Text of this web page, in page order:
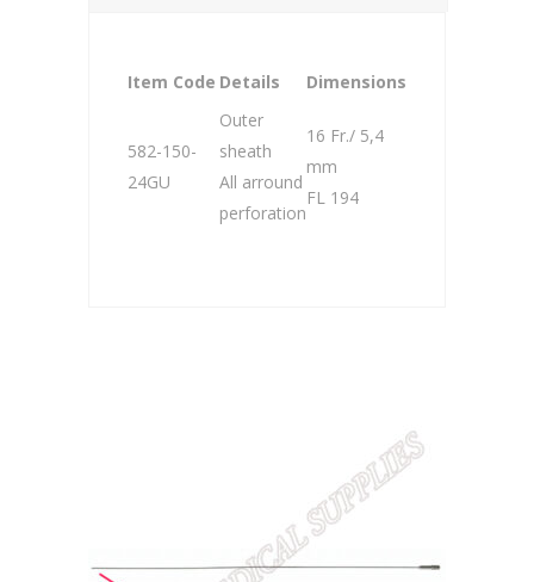
Item Code Details Dimensions
582-150-
24GU
Outer
sheath
All arround
perforation
16 Fr./ 5,4
mm
FL 194